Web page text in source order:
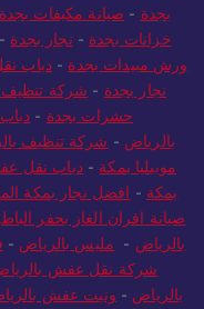
بجدة - صيانة مكيفات بجدة
خزانات بجدة - نجار بجدة -
ورش مبيدات بجدة -دباب
نجار بجدة - شركة تنظيف
حشرات بجدة -
بالرياض - شركة تنظيف
موبيليا بمكة -دباب نقل
بمكة - افضل نجار بمكة
صيانة افران الغاز بحفر
بالرياض - مليس بالرياض -
شركة نقل عفش
بالرياض - ونيت عفش